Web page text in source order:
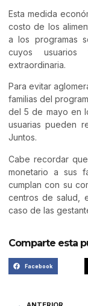
Esta medida
costo de los
a los programas
cuyos
extraordinaria.
Para evitar
familias del
del 5 de mayo en
usuarias pueden
Juntos.
Cabe recordar
monetario a sus
cumplan con su
centros de salud,
caso de las
Comparte esta
Facebook